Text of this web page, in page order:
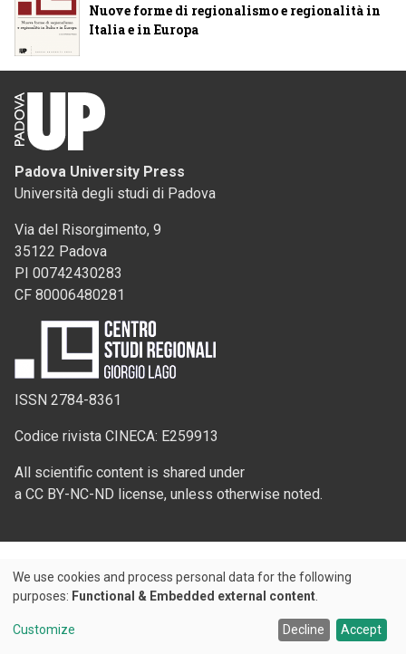
Nuove forme di regionalismo e regionalità in
Italia e in Europa
Padova University Press
Università degli studi di Padova
Via del Risorgimento, 9
35122 Padova
PI 00742430283
CF 80006480281
ISSN 2784-8361
Codice rivista CINECA: E259913
All scientific content is shared under
a CC BY-NC-ND license, unless otherwise noted.
© 2026 Padova University Press - Università degli Studi di Padova
Use
of
We use cookies and process personal data for the following
purposes: Functional & Embedded external content
Customize Decline Accept